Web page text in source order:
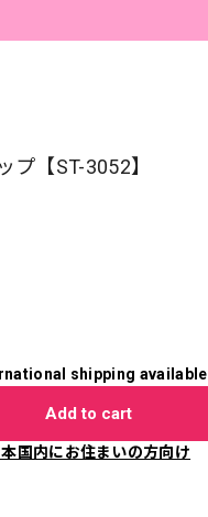
【ST-3052】
shipping available
Add to cart
本国内にお住まいの方向け